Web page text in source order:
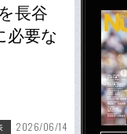
長谷
必要な
2026/06/14